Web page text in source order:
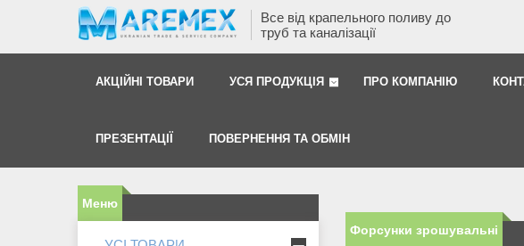
Все від крапельного поливу до
труб та каналізації
АКЦІЙНІ ТОВАРИ УСЯ ПРОДУКЦІЯ ПРО КОМПАНІЮ
ПРЕЗЕНТАЦІЇ ПОВЕРНЕННЯ ТА ОБМІН
Форсунки зрошувальні